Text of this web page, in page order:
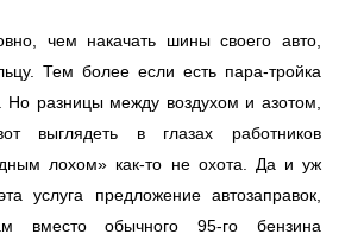
чем накачать шины своего авто,
Тем более если есть пара-тройка
Но разницы между воздухом и азотом,
выглядеть в глазах работников
лохом» как-то не охота. Да и уж
услуга предложение автозаправок,
вместо обычного 95-го бензина